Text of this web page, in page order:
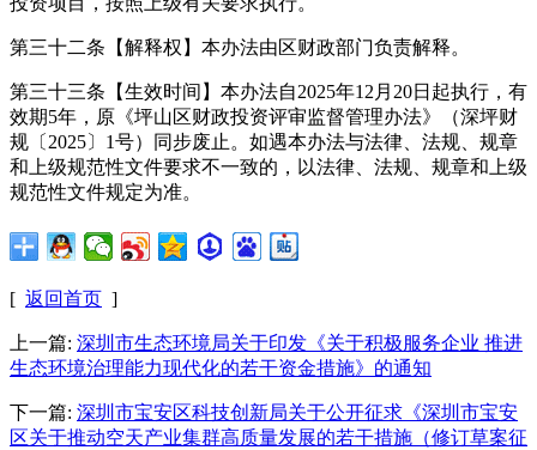
第三十二条【解释权】本办法由区财政部门负责解释。
第三十三条【生效时间】本办法自2025年12月20日起执行，有
效期5年，原《坪山区财政投资评审监督管理办法》（深坪财
规〔2025〕1号）同步废止。如遇本办法与法律、法规、规章
和上级规范性文件要求不一致的，以法律、法规、规章和上级
规范性文件规定为准。
[ 返回首页 ]
上一篇: 深圳市生态环境局关于印发《关于积极服务企业 推进
生态环境治理能力现代化的若干资金措施》的通知
下一篇: 深圳市宝安区科技创新局关于公开征求《深圳市宝安
区关于推动空天产业集群高质量发展的若干措施（修订草案征